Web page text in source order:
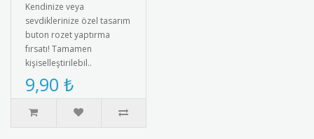
Kendinize veya
sevdiklerinize özel tasarım
buton rozet yaptırma
fırsatı! Tamamen
kişiselleştirilebil..
9,90 ₺